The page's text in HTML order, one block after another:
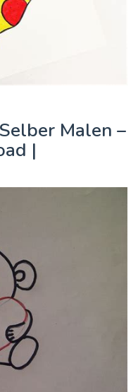
Malen –
|